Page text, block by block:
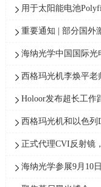
Poly减薄，F420下
用于太阳能电池
Poly光束整形器免费测
重要通知 | 部分国外
海纳光学中国国际光
一同前行
西格玛光机李焕平老
品销售的专业性
Holoor发布超长工作
化锌分束器
西格玛光机和以色
司展位现场解答客户咨询
正式代理CVI反射镜
海纳光学参展9月10